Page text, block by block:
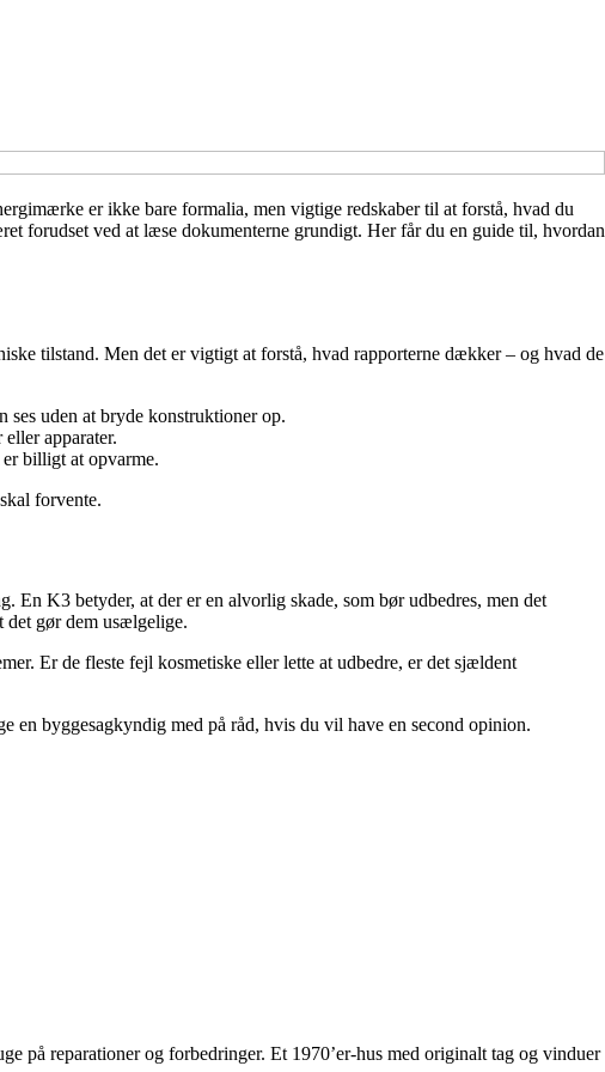
er ikke bare formalia, men vigtige redskaber til at forstå, hvad du
forudset ved at læse dokumenterne grundigt. Her får du en guide til, hvordan
tilstand. Men det er vigtigt at forstå, hvad rapporterne dækker – og hvad de
uden at bryde konstruktioner op.
apparater.
billigt at opvarme.
forvente.
K3 betyder, at der er en alvorlig skade, som bør udbedres, men det
det gør dem usælgelige.
Er de fleste fejl kosmetiske eller lette at udbedre, er det sjældent
en byggesagkyndig med på råd, hvis du vil have en second opinion.
på reparationer og forbedringer. Et 1970’er-hus med originalt tag og vinduer